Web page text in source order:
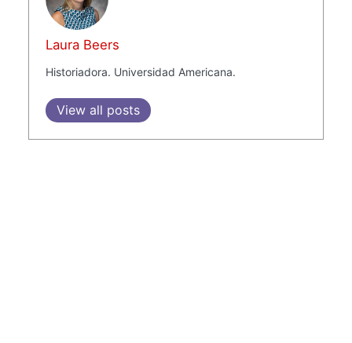
Laura Beers
Historiadora. Universidad Americana.
View all posts